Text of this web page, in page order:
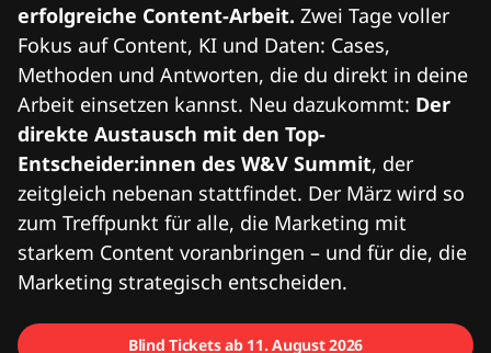
erfolgreiche Content-Arbeit. Zwei Tage voller
Fokus auf Content, KI und Daten: Cases,
Methoden und Antworten, die du direkt in deine
Arbeit einsetzen kannst. Neu dazukommt: Der
direkte Austausch mit den Top-
Entscheider:innen des W&V Summit, der
zeitgleich nebenan stattfindet. Der März wird so
zum Treffpunkt für alle, die Marketing mit
starkem Content voranbringen – und für die, die
Marketing strategisch entscheiden.
Blind Tickets ab 11. August 2026